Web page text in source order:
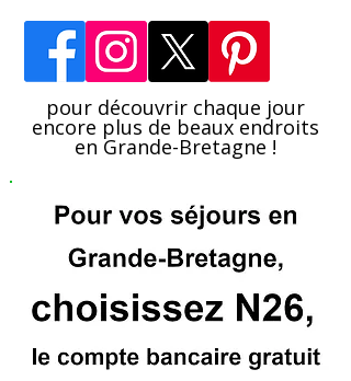
pour découvrir chaque jour
encore plus de beaux endroits
en Grande-Bretagne !